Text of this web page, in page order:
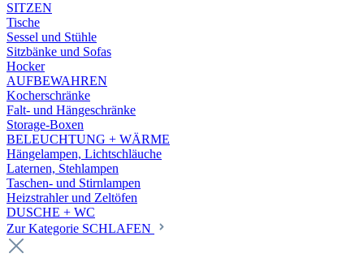
SITZEN
Tische
Sessel und Stühle
Sitzbänke und Sofas
Hocker
AUFBEWAHREN
Kocherschränke
Falt- und Hängeschränke
Storage-Boxen
BELEUCHTUNG + WÄRME
Hängelampen, Lichtschläuche
Laternen, Stehlampen
Taschen- und Stirnlampen
Heizstrahler und Zeltöfen
DUSCHE + WC
Zur Kategorie SCHLAFEN